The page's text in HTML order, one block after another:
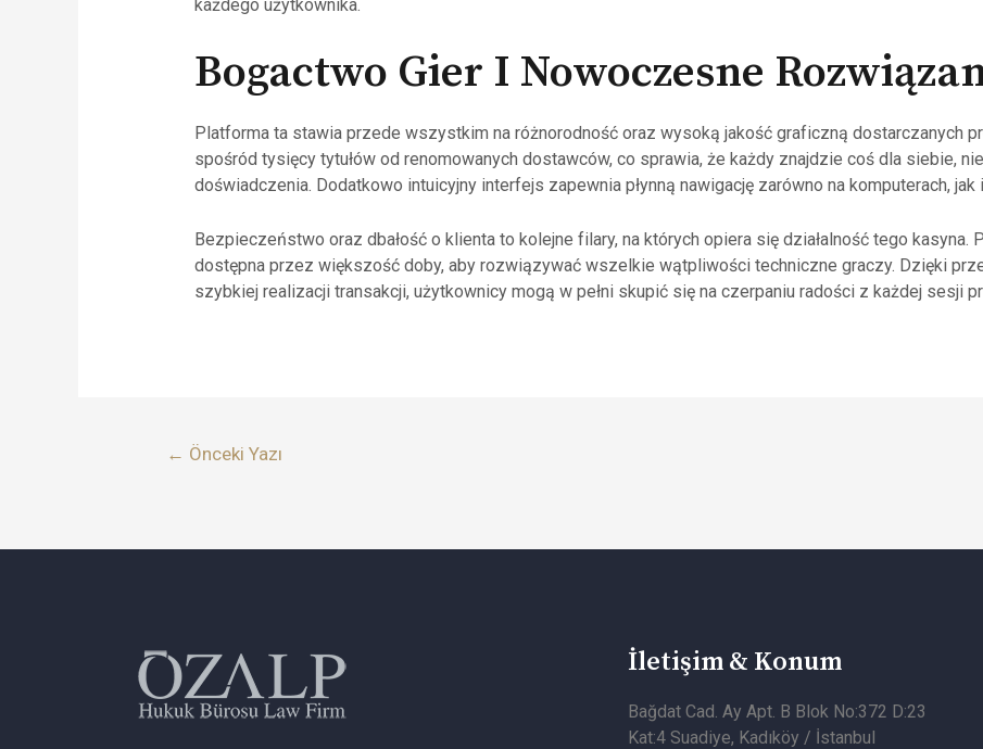
każdego użytkownika.
Bogactwo Gier I Nowoczesne
Platforma ta stawia przede wszystkim na różnorodność oraz wysoką jakość graficzną dostarczanych
spośród tysięcy tytułów od renomowanych dostawców, co sprawia, że każdy znajdzie coś dla siebie,
doświadczenia. Dodatkowo intuicyjny interfejs zapewnia płynną nawigację zarówno na komputerach,
Bezpieczeństwo oraz dbałość o klienta to kolejne filary, na których opiera się działalność tego kasyna.
dostępna przez większość doby, aby rozwiązywać wszelkie wątpliwości techniczne graczy. Dzięki
szybkiej realizacji transakcji, użytkownicy mogą w pełni skupić się na czerpaniu radości z każdej sesji
← Önceki Yazı
İletişim & Konum
Bağdat Cad. Ay Apt. B Blok No:372 D:23
Kat:4 Suadiye, Kadıköy / İstanbul